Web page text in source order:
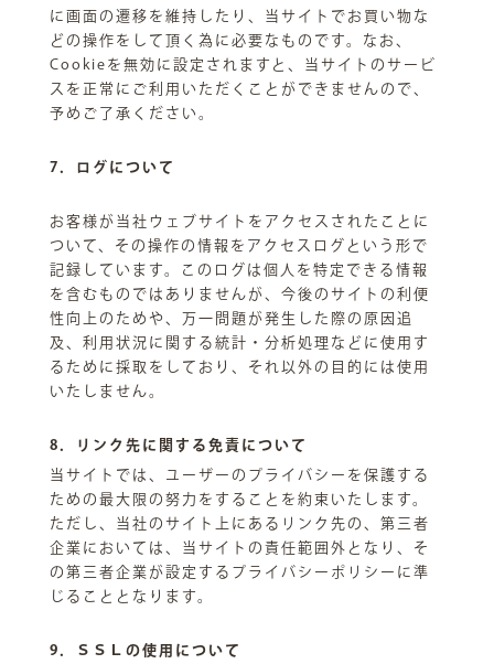
に画面の遷移を維持したり、当サイトでお買い物な
どの操作をして頂く為に必要なものです。なお、
Cookieを無効に設定されますと、当サイトのサービ
スを正常にご利用いただくことができませんので、
予めご了承ください。
7．ログについて
お客様が当社ウェブサイトをアクセスされたことに
ついて、その操作の情報をアクセスログという形で
記録しています。このログは個人を特定できる情報
を含むものではありませんが、今後のサイトの利便
性向上のためや、万一問題が発生した際の原因追
及、利用状況に関する統計・分析処理などに使用す
るために採取をしており、それ以外の目的には使用
いたしません。
8．リンク先に関する免責について
当サイトでは、ユーザーのプライバシーを保護する
ための最大限の努力をすることを約束いたします。
ただし、当社のサイト上にあるリンク先の、第三者
企業においては、当サイトの責任範囲外となり、そ
の第三者企業が設定するプライバシーポリシーに準
じることとなります。
9．ＳＳＬの使用について